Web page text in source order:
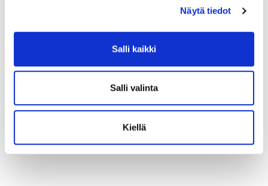
Näytä tiedot
Salli kaikki
Salli valinta
Kiellä